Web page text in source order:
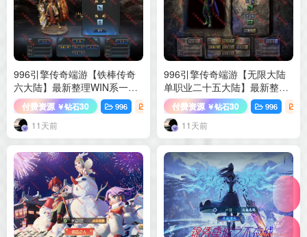
996引擎传奇端游【铁棒传奇
六大陆】最新整理WIN系一键
即玩单机端+PC客户端+详细搭
建教程
付费资源 ￥钻石30 996 端游源码
11天前
996引擎传奇端游【无限大陆
单职业二十五大陆】最新整理
WIN系一键即玩单机端+PC客
户端+详细搭建教程
付费资源 ￥钻石30 996
11天前